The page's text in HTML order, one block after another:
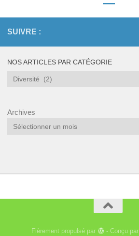
SUIVRE :
NOS ARTICLES PAR CATÉGORIE
Nos
catégorie
Archives
Fièrement propulsé par - Conçu par